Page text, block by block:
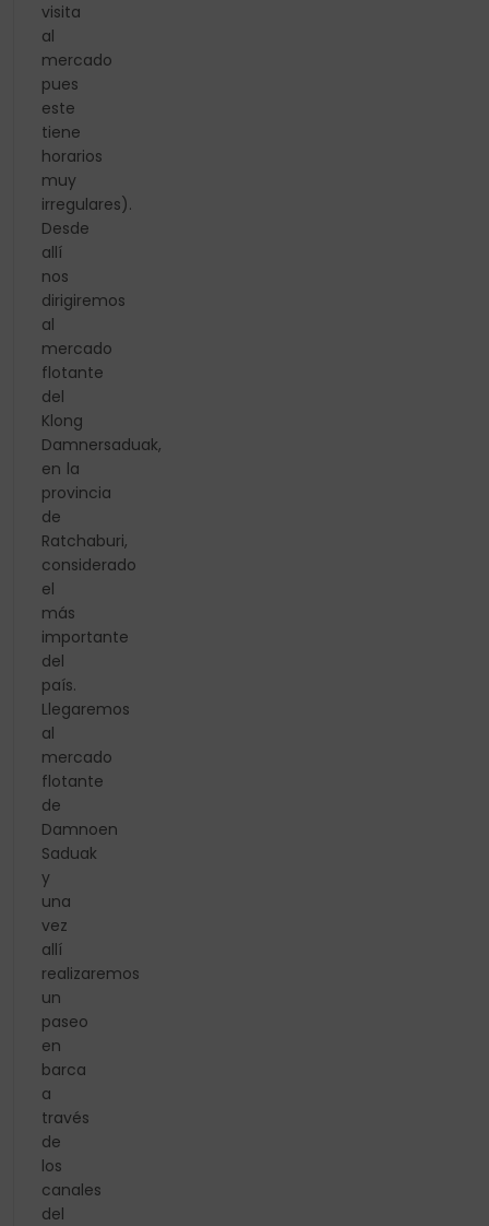
visita
al
mercado
pues
este
tiene
horarios
muy
irregulares).
Desde
allí
nos
dirigiremos
al
mercado
flotante
del
Klong
Damnersaduak,
en la
provincia
de
Ratchaburi,
considerado
el
más
importante
del
país.
Llegaremos
al
mercado
flotante
de
Damnoen
Saduak
y
una
vez
allí
realizaremos
un
paseo
en
barca
a
través
de
los
canales
del